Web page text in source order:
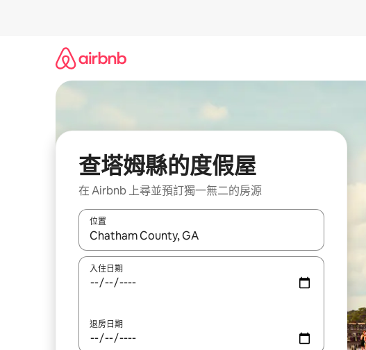
查塔姆縣的度假屋
在 Airbnb 上尋並預訂獨一無二的房源
位置
如有搜尋結果，瀏覽內容時請使用上下箭頭，或輕點、滑動裝置。
入住日期
退房日期